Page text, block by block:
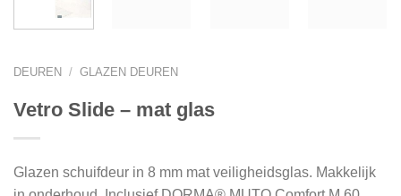
DEUREN / GLAZEN DEUREN
Vetro Slide – mat glas
Glazen schuifdeur in 8 mm mat veiligheidsglas. Makkelijk